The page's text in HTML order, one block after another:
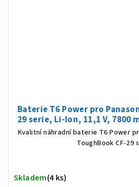
Baterie T6 Power pro
29 serie, Li-Ion, 11,1 V, 7800
Kvalitní náhradní baterie T6 Power
ToughBook CF-29
Skladem(4 ks)